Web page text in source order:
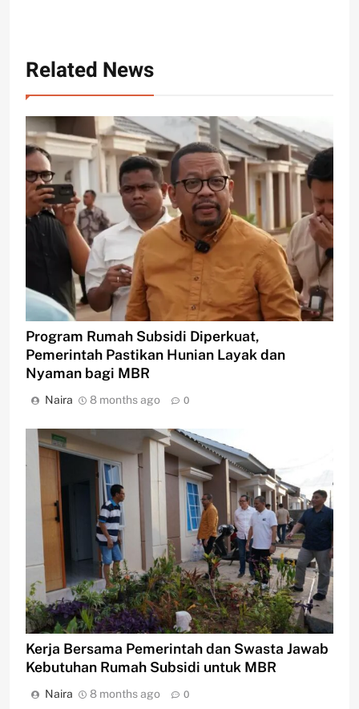
Related News
Program Rumah Subsidi Diperkuat,
Pemerintah Pastikan Hunian Layak dan
Nyaman bagi MBR
Naira 8 months ago 0
Kerja Bersama Pemerintah dan Swasta Jawab
Kebutuhan Rumah Subsidi untuk MBR
Naira 8 months ago 0